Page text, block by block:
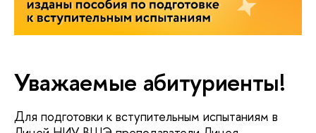
Уважаемые абитуриенты!
Для подготовки к вступительным испытаниям в